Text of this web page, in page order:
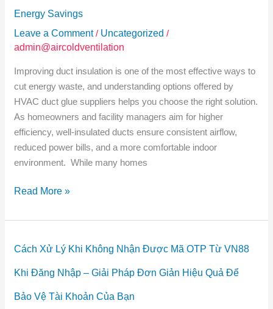
Energy Savings
Leave a Comment / Uncategorized /
admin@aircoldventilation
Improving duct insulation is one of the most effective ways to
cut energy waste, and understanding options offered by
HVAC duct glue suppliers helps you choose the right solution.
As homeowners and facility managers aim for higher
efficiency, well-insulated ducts ensure consistent airflow,
reduced power bills, and a more comfortable indoor
environment. While many homes
Read More »
Cách Xử Lý Khi Không Nhận Được Mã OTP Từ VN88
Khi Đăng Nhập – Giải Pháp Đơn Giản Hiệu Quả Để
Bảo Vệ Tài Khoản Của Bạn
Lý
Không